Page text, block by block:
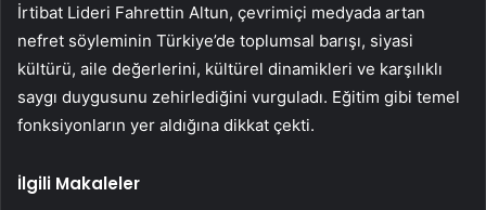
İrtibat Lideri Fahrettin Altun, çevrimiçi medyada artan
nefret söyleminin Türkiye’de toplumsal barışı, siyasi
kültürü, aile değerlerini, kültürel dinamikleri ve karşılıklı
saygı duygusunu zehirlediğini vurguladı. Eğitim gibi temel
fonksiyonların yer aldığına dikkat çekti.
İlgili Makaleler